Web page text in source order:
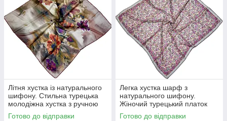
Літня хустка із натурального
шифону. Стильна турецька
молодіжна хустка з ручною
підшивкою
Готово до відправки
Легка хустка шарф з
натурального шифону.
Жіночий турецький платок
шарф на літо
Готово до відправки